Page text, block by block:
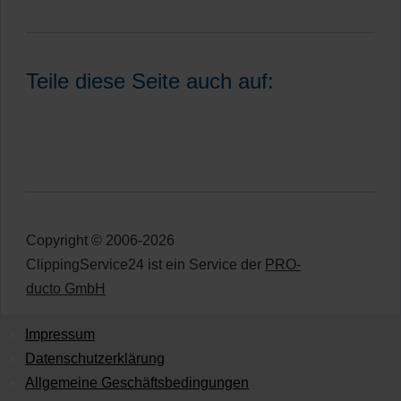
Teile diese Seite auch auf:
Copyright © 2006-2026
ClippingService24 ist ein Service der PRO-
ducto GmbH
Impressum
Datenschutzerklärung
Allgemeine Geschäftsbedingungen